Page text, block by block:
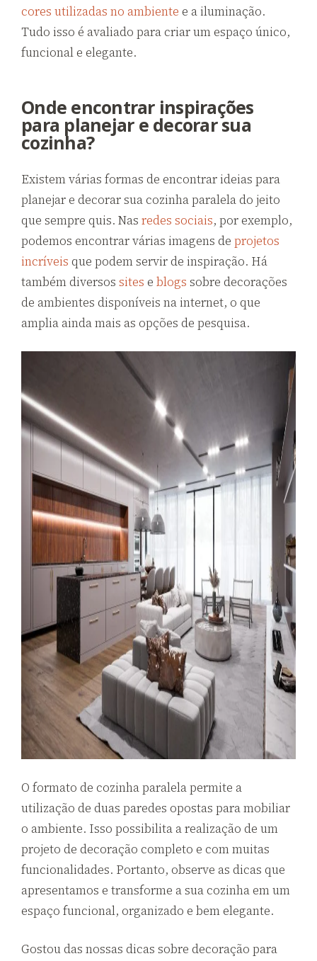
cores utilizadas no ambiente e a iluminação.
Tudo isso é avaliado para criar um espaço único,
funcional e elegante.
Onde encontrar inspirações
para planejar e decorar sua
cozinha?
Existem várias formas de encontrar ideias para
planejar e decorar sua cozinha paralela do jeito
que sempre quis. Nas redes sociais, por exemplo,
podemos encontrar várias imagens de projetos
incríveis que podem servir de inspiração. Há
também diversos sites e blogs sobre decorações
de ambientes disponíveis na internet, o que
amplia ainda mais as opções de pesquisa.
O formato de cozinha paralela permite a
utilização de duas paredes opostas para mobiliar
o ambiente. Isso possibilita a realização de um
projeto de decoração completo e com muitas
funcionalidades. Portanto, observe as dicas que
apresentamos e transforme a sua cozinha em um
espaço funcional, organizado e bem elegante.
Gostou das nossas dicas sobre decoração para